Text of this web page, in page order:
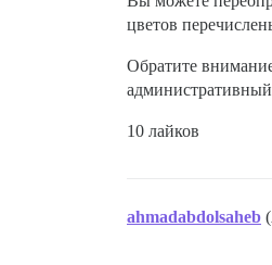
цветов
Обратите
10 лайков
ahmadabdolsaheb